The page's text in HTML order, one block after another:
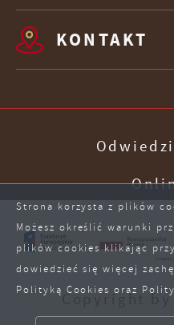
KONTAKT
Copyright
Strona korzysta z plików
Możesz określić warunki
plików cookies klikając
dowiedzieć się więcej
Polityką Cookies orazZAPISZ